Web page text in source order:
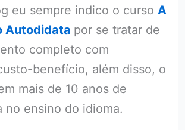
eu sempre indico o curso A
Autodidata por se tratar de
completo com
benefício, além disso, o
mais de 10 anos de
no ensino do idioma.